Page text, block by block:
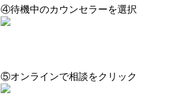
④待機中のカウンセラーを選択
⑤オンラインで相談をクリック